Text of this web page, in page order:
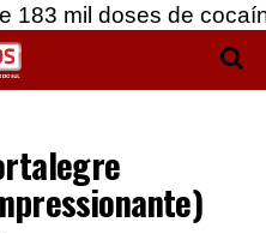
de cocaína, em